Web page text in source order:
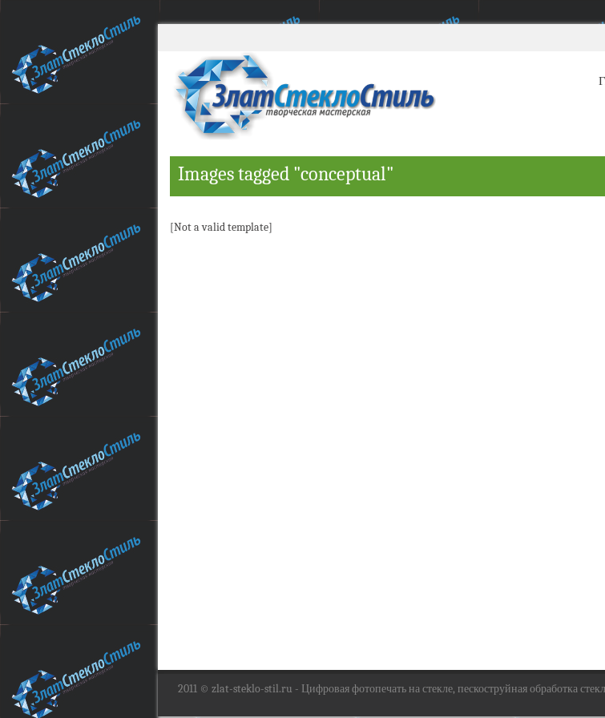
Images tagged "conceptual"
[Not a valid template]
2011 © zlat-steklo-stil.ru - Цифровая фотопечать на стекле, пескоструйная обработка